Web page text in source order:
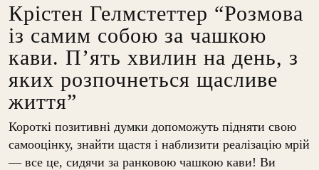
Крістен Гелмстеттер “Розмова
із самим собою за чашкою
кави. П’ять хвилин на день, з
яких розпочнеться щасливе
життя”
Короткі позитивні думки допоможуть підняти свою
самооцінку, знайти щастя і наблизити реалізацію мрій
— все це, сидячи за ранковою чашкою кави! Ви